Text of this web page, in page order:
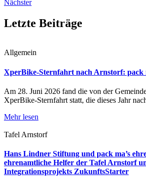
Nächster
Letzte Beiträge
Allgemein
XperBike-Sternfahrt nach Arnstorf: pack
Am 28. Juni 2026 fand die von der
XperBike-Sternfahrt statt, die dieses Jahr
Mehr lesen
Tafel Arnstorf
Hans Lindner Stiftung und pack ma’s
ehrenamtliche Helfer der Tafel Arnstorf
Integrationsprojekts ZukunftsStarter